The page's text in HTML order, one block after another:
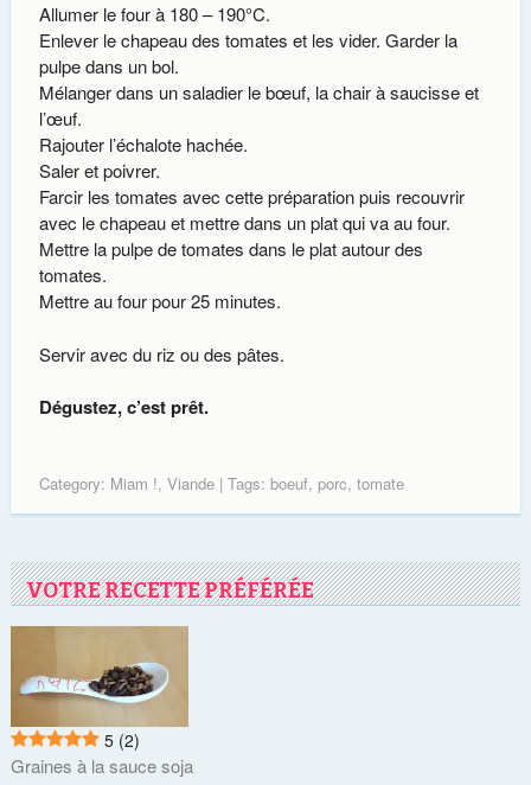
Allumer le four à 180 – 190°C.
Enlever le chapeau des tomates et les vider. Garder la
pulpe dans un bol.
Mélanger dans un saladier le bœuf, la chair à saucisse et
l’œuf.
Rajouter l’échalote hachée.
Saler et poivrer.
Farcir les tomates avec cette préparation puis recouvrir
avec le chapeau et mettre dans un plat qui va au four.
Mettre la pulpe de tomates dans le plat autour des
tomates.
Mettre au four pour 25 minutes.
Servir avec du riz ou des pâtes.
Dégustez, c’est prêt.
Category: Miam !, Viande| Tags: boeuf, porc, tomate
VOTRE RECETTE PRÉFÉRÉE
5 (2)
Graines à la sauce soja